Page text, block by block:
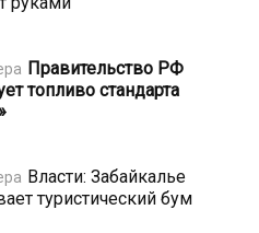
Правительство РФ
топливо стандарта
Власти: Забайкалье
туристический бум